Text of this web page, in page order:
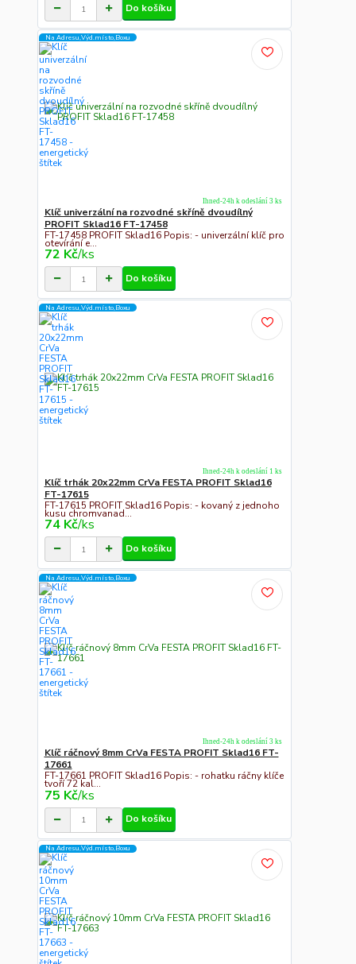
Do košíku
Na Adresu,Výd.místo,Boxu
Klíč univerzální na rozvodné skříně dvoudílný
PROFIT Sklad16 FT-17458
FT-17458 PROFIT Sklad16 Popis: - univerzální klíč pro
otevírání e...
72 Kč/ks
Ihned-24h k odeslání 3 ks
Do košíku
Na Adresu,Výd.místo,Boxu
Klíč trhák 20x22mm CrVa FESTA PROFIT Sklad16
FT-17615
FT-17615 PROFIT Sklad16 Popis: - kovaný z jednoho
kusu chromvanad...
74 Kč/ks
Ihned-24h k odeslání 1 ks
Do košíku
Na Adresu,Výd.místo,Boxu
Klíč ráčnový 8mm CrVa FESTA PROFIT Sklad16 FT-
17661
FT-17661 PROFIT Sklad16 Popis: - rohatku ráčny klíče
tvoří 72 kal...
75 Kč/ks
Ihned-24h k odeslání 3 ks
Do košíku
Na Adresu,Výd.místo,Boxu